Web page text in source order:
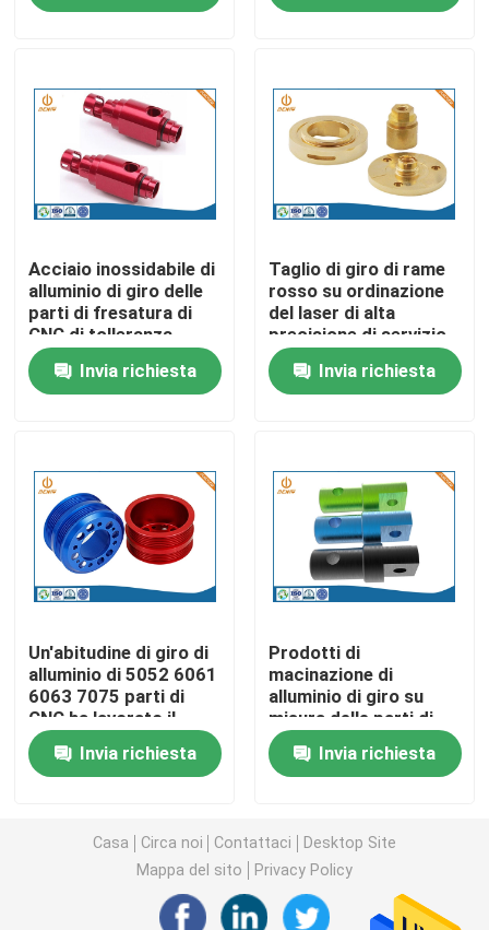
Fatory Tour
Contattaci
notizie
L'alluminio la pressofusione
Pezzi di ricambio di EV
Parti di giro di CNC
Parti di fresatura di CNC
Parti di plastica su ordinazione dell'iniezione
Stampaggi ad iniezione di plastica
la muffa della pressofusione
I ricambi auto della pressofusione
Acciaio inossidabile di
alluminio di giro delle
parti di fresatura di
CNC di tolleranza
0.002mm
Invia richiesta
Taglio di giro di rame
rosso su ordinazione
del laser di alta
precisione di servizio
di CNC
Invia richiesta
Un'abitudine di giro di
alluminio di 5052 6061
6063 7075 parti di
CNC ha lavorato il
prodotto a macchina
Invia richiesta
Prodotti di
macinazione di
alluminio di giro su
misura delle parti di
CNC di Ra0.2 Ra3.2
Invia richiesta
Casa Circa noi Contattaci
Desktop Site
Mappa del sito
Privacy Policy